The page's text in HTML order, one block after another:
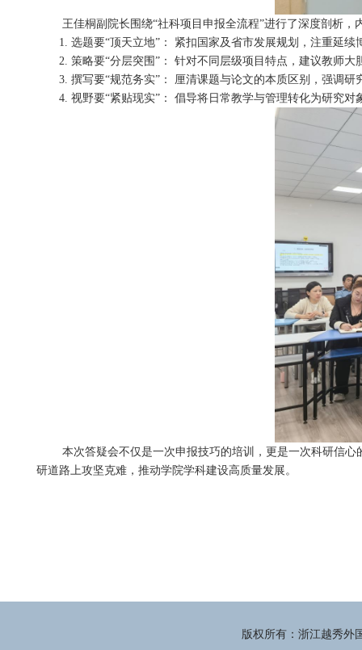
王佳桐副院长围绕“社科项目申报全流程”进行了深度剖析
1. 选题要“顶天立地”： 紧扣国家及省市发展规划，注重延
2. 策略要“分层突围”： 针对不同层级项目特点，建议教师
3. 撰写要“规范务实”： 厘清课题与论文的本质区别，强调
4. 视野要“紧贴现实”： 倡导将日常教学与管理转化为研究
本次答疑会不仅是一次申报技巧的培训，更是一次科研信
研道路上攻坚克难，推动学院学科建设高质量发展。
版权所有：浙江越秀外